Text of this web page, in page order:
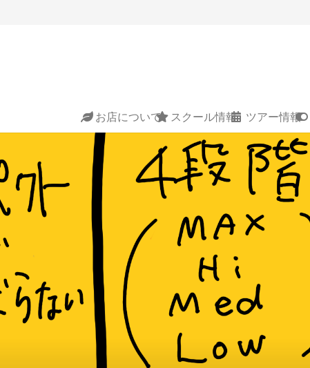
お店について スクール情報 ツアー情報